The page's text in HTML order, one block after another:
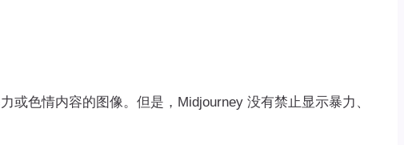
色情内容的图像。但是，Midjourney 没有禁止显示暴力、